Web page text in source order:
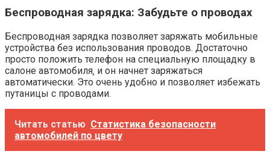
Беспроводная зарядка: Забудьте о проводах
Беспроводная зарядка позволяет заряжать мобильные
устройства без использования проводов. Достаточно
просто положить телефон на специальную площадку в
салоне автомобиля‚ и он начнет заряжаться
автоматически. Это очень удобно и позволяет избежать
путаницы с проводами.
Читать статью Статистика безопасности
автомобилей по цвету